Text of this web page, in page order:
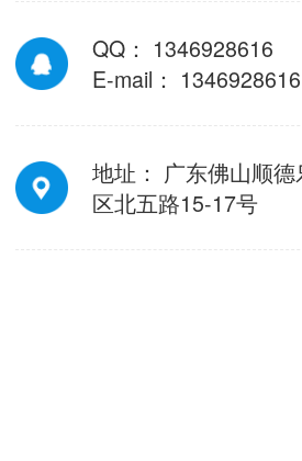
QQ： 1346928616
E-mail：
地址： 广东佛山顺
区北五路15-17号